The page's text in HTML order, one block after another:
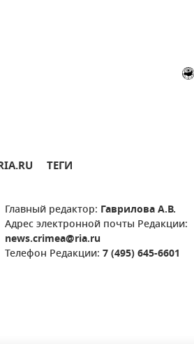
ТЕГИ
Главный редактор: Гаврилова А.В.
Адрес электронной почты Редакции:
news.crimea@ria.ru
Телефон Редакции: 7 (495) 645-6601